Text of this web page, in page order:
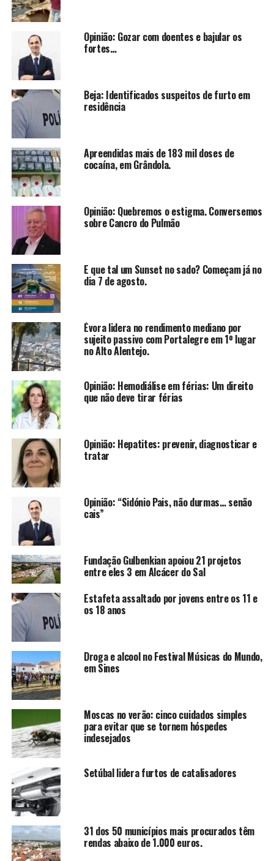
Opinião: Gozar com doentes e bajular os
fortes…
Beja: Identificados suspeitos de furto em
residência
Apreendidas mais de 183 mil doses de
cocaína, em Grândola.
Opinião: Quebremos o estigma. Conversemos
sobre Cancro do Pulmão
E que tal um Sunset no sado? Começam já no
dia 7 de agosto.
Évora lidera no rendimento mediano por
sujeito passivo com Portalegre em 1º lugar
no Alto Alentejo.
Opinião: Hemodiálise em férias: Um direito
que não deve tirar férias
Opinião: Hepatites: prevenir, diagnosticar e
tratar
Opinião: “Sidónio Pais, não durmas… senão
cais”
Fundação Gulbenkian apoiou 21 projetos
entre eles 3 em Alcácer do Sal
Estafeta assaltado por jovens entre os 11 e
os 18 anos
Droga e alcool no Festival Músicas do Mundo,
em Sines
Moscas no verão: cinco cuidados simples
para evitar que se tornem hóspedes
indesejados
Setúbal lidera furtos de catalisadores
31 dos 50 municípios mais procurados têm
rendas abaixo de 1.000 euros.